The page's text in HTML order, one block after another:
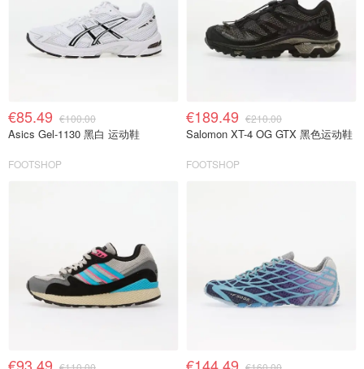
€85.49 €100.00
Asics Gel-1130 黑白 运动鞋
FOOTSHOP
€189.49 €210.00
Salomon XT-4 OG GTX 黑色运动鞋
FOOTSHOP